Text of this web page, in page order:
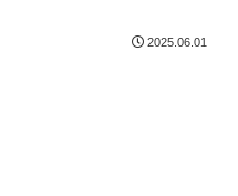
2025.06.01